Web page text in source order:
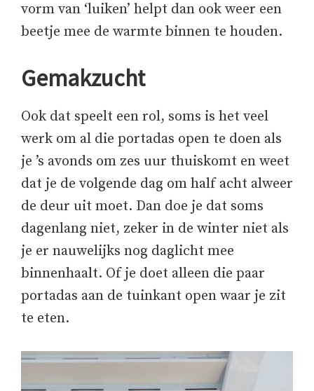
vorm van ‘luiken’ helpt dan ook weer een
beetje mee de warmte binnen te houden.
Gemakzucht
Ook dat speelt een rol, soms is het veel
werk om al die portadas open te doen als
je ’s avonds om zes uur thuiskomt en weet
dat je de volgende dag om half acht alweer
de deur uit moet. Dan doe je dat soms
dagenlang niet, zeker in de winter niet als
je er nauwelijks nog daglicht mee
binnenhaalt. Of je doet alleen die paar
portadas aan de tuinkant open waar je zit
te eten.